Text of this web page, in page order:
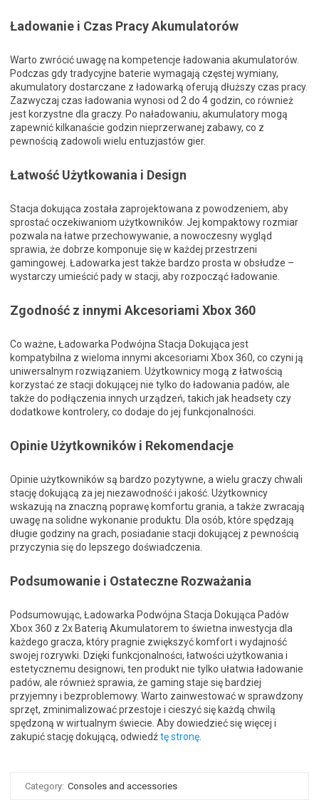
Ładowanie i Czas Pracy Akumulatorów
Warto zwrócić uwagę na kompetencje ładowania akumulatorów.
Podczas gdy tradycyjne baterie wymagają częstej wymiany,
akumulatory dostarczane z ładowarką oferują dłuższy czas pracy.
Zazwyczaj czas ładowania wynosi od 2 do 4 godzin, co również
jest korzystne dla graczy. Po naładowaniu, akumulatory mogą
zapewnić kilkanaście godzin nieprzerwanej zabawy, co z
pewnością zadowoli wielu entuzjastów gier.
Łatwość Użytkowania i Design
Stacja dokująca została zaprojektowana z powodzeniem, aby
sprostać oczekiwaniom użytkowników. Jej kompaktowy rozmiar
pozwala na łatwe przechowywanie, a nowoczesny wygląd
sprawia, że dobrze komponuje się w każdej przestrzeni
gamingowej. Ładowarka jest także bardzo prosta w obsłudze –
wystarczy umieścić pady w stacji, aby rozpocząć ładowanie.
Zgodność z innymi Akcesoriami Xbox 360
Co ważne, Ładowarka Podwójna Stacja Dokująca jest
kompatybilna z wieloma innymi akcesoriami Xbox 360, co czyni ją
uniwersalnym rozwiązaniem. Użytkownicy mogą z łatwością
korzystać ze stacji dokującej nie tylko do ładowania padów, ale
także do podłączenia innych urządzeń, takich jak headsety czy
dodatkowe kontrolery, co dodaje do jej funkcjonalności.
Opinie Użytkowników i Rekomendacje
Opinie użytkowników są bardzo pozytywne, a wielu graczy chwali
stację dokującą za jej niezawodność i jakość. Użytkownicy
wskazują na znaczną poprawę komfortu grania, a także zwracają
uwagę na solidne wykonanie produktu. Dla osób, które spędzają
długie godziny na grach, posiadanie stacji dokującej z pewnością
przyczynia się do lepszego doświadczenia.
Podsumowanie i Ostateczne Rozważania
Podsumowując, Ładowarka Podwójna Stacja Dokująca Padów
Xbox 360 z 2x Baterią Akumulatorem to świetna inwestycja dla
każdego gracza, który pragnie zwiększyć komfort i wydajność
swojej rozrywki. Dzięki funkcjonalności, łatwości użytkowania i
estetycznemu designowi, ten produkt nie tylko ułatwia ładowanie
padów, ale również sprawia, że gaming staje się bardziej
przyjemny i bezproblemowy. Warto zainwestować w sprawdzony
sprzęt, zminimalizować przestoje i cieszyć się każdą chwilą
spędzoną w wirtualnym świecie. Aby dowiedzieć się więcej i
zakupić stację dokującą, odwiedźtę stronę
Category: Consoles and accessories